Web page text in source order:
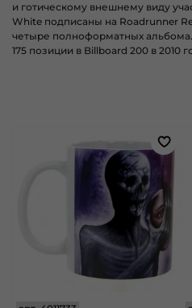
и готическому внешнему виду
White подписаны на Roadrunner
четыре полноформатных
175 позиции в Billboard 200 в 2010